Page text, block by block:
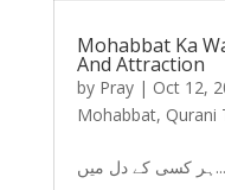
Mohabbat Ka
And Attraction
by Pray| Oct 12,
Mohabbat, Qurani
ہر کسی کے دل میں...